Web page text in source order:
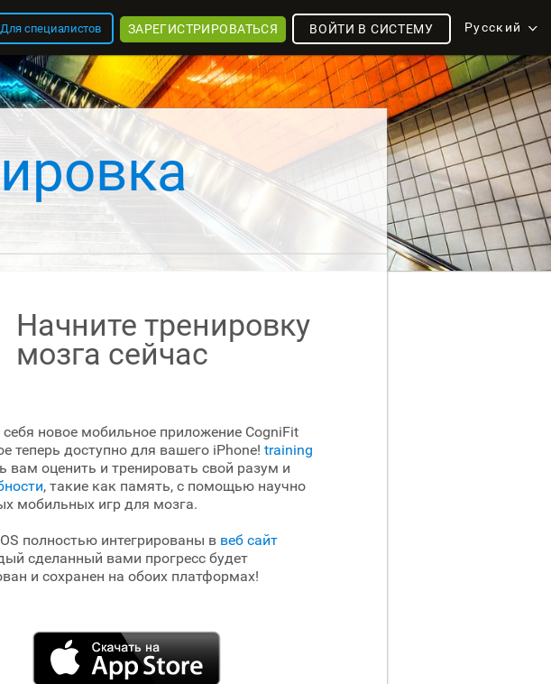
Для специалистов Русский
ВОЙТИ В СИСТЕМУ
ЗАРЕГИСТРИРОВАТЬСЯ
Начните тренировку
мозга сейчас
новое мобильное приложение CogniFit
теперь доступно для вашего iPhone! training
вам оценить и тренировать свой разум и
, такие как память, с помощью научно
мобильных игр для мозга.
полностью интегрированы в веб сайт
сделанный вами прогресс будет
и сохранен на обоих платформах!